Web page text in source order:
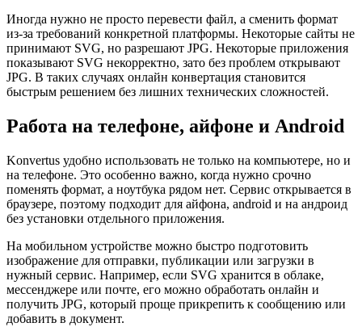
Иногда нужно не просто перевести файл, а сменить формат
из-за требований конкретной платформы. Некоторые сайты не
принимают SVG, но разрешают JPG. Некоторые приложения
показывают SVG некорректно, зато без проблем открывают
JPG. В таких случаях онлайн конвертация становится
быстрым решением без лишних технических сложностей.
Работа на телефоне, айфоне и Android
Konvertus удобно использовать не только на компьютере, но и
на телефоне. Это особенно важно, когда нужно срочно
поменять формат, а ноутбука рядом нет. Сервис открывается в
браузере, поэтому подходит для айфона, android и на андроид
без установки отдельного приложения.
На мобильном устройстве можно быстро подготовить
изображение для отправки, публикации или загрузки в
нужный сервис. Например, если SVG хранится в облаке,
мессенджере или почте, его можно обработать онлайн и
получить JPG, который проще прикрепить к сообщению или
добавить в документ.